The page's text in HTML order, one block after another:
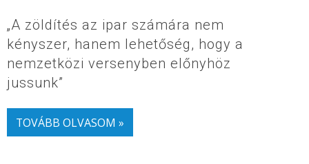
„A zöldítés az ipar számára nem
kényszer, hanem lehetőség, hogy a
nemzetközi versenyben előnyhöz
jussunk”
TOVÁBB OLVASOM »